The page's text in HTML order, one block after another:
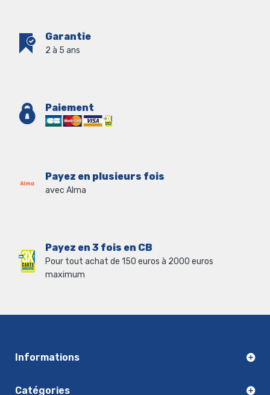
Garantie
2 à 5 ans
Paiement
Payez en plusieurs fois
avec Alma
Payez en 3 fois en CB
Pour tout achat de 150 euros à 2000 euros
maximum
Informations
Catégories